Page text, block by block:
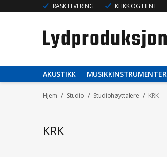
RASK LEVERING KLIKK OG HENT
AKUSTIKK MUSIKKINSTRUMENTER
/
Hjem /
Studio /
Studiohøyttalere KRK
KRK